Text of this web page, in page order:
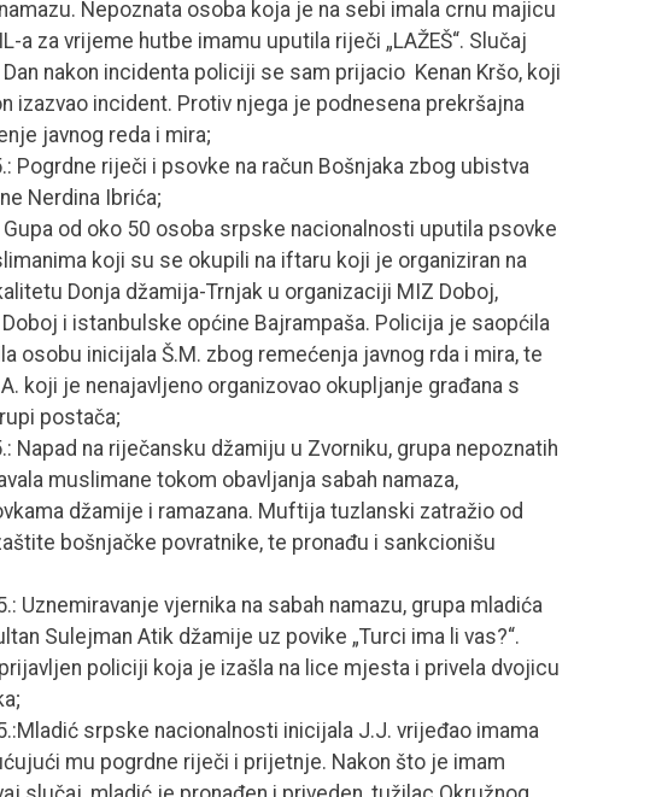
Nepoznata osoba koja je na sebi imala crnu majicu
a za vrijeme hutbe imamu uputila riječi „LAŽEŠ“. Slučaj
nakon incidenta policiji se sam prijacio Kenan Kršo, koji
izazvao incident. Protiv njega je podnesena prekršajna
javnog reda i mira;
Pogrdne riječi i psovke na račun Bošnjaka zbog ubistva
Nerdina Ibrića;
Gupa od oko 50 osoba srpske nacionalnosti uputila psovke
koji su se okupili na iftaru koji je organiziran na
Donja džamija-Trnjak u organizaciji MIZ Doboj,
i istanbulske općine Bajrampaša. Policija je saopćila
osobu inicijala Š.M. zbog remećenja javnog rda i mira, te
koji je nenajavljeno organizovao okupljanje građana s
postača;
Napad na riječansku džamiju u Zvorniku, grupa nepoznatih
muslimane tokom obavljanja sabah namaza,
džamije i ramazana. Muftija tuzlanski zatražio od
bošnjačke povratnike, te pronađu i sankcionišu
Uznemiravanje vjernika na sabah namazu, grupa mladića
Sulejman Atik džamije uz povike „Turci ima li vas?“.
policiji koja je izašla na lice mjesta i privela dvojicu
srpske nacionalnosti inicijala J.J. vrijeđao imama
mu pogrdne riječi i prijetnje. Nakon što je imam